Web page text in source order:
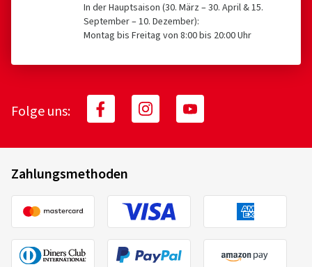
In der Hauptsaison (30. März – 30. April & 15.
September – 10. Dezember):
Montag bis Freitag von 8:00 bis 20:00 Uhr
Folge uns:
Zahlungsmethoden